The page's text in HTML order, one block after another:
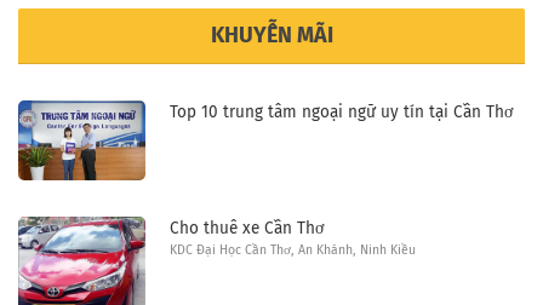
KHUYỄN MÃI
Top 10 trung tâm ngoại ngữ uy tín tại Cần Thơ
Cho thuê xe Cần Thơ
KDC Đại Học Cần Thơ, An Khánh, Ninh Kiều